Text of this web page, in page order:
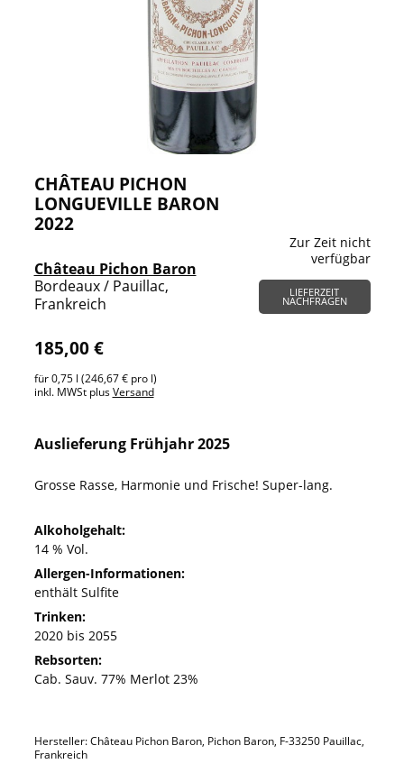
CHÂTEAU PICHON
LONGUEVILLE BARON
2022
Château Pichon Baron
Bordeaux / Pauillac,
Frankreich
185,00 €
für 0,75 l (246,67 € pro l)
inkl. MWSt plusVersand
Zur Zeit nicht
verfügbar
LIEFERZEIT
NACHFRAGEN
Auslieferung Frühjahr 2025
Grosse Rasse, Harmonie und Frische! Super-lang.
Alkoholgehalt:
14 % Vol.
Allergen-Informationen:
enthält Sulfite
Trinken:
2020 bis 2055
Rebsorten:
Cab. Sauv. 77% Merlot 23%
Hersteller: Château Pichon Baron, Pichon Baron, F-33250 Pauillac,
Frankreich